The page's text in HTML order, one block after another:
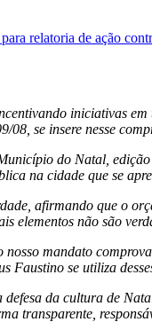
relatoria de ação
iniciativas
se insere nesse
do Natal,
na cidade que se
afirmando que o
elementos não são
mandato
Faustino se utiliza
da cultura de
transparente,